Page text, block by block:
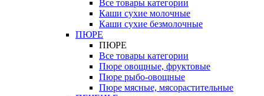
Все товары категории
Каши сухие молочные
Каши сухие безмолочные
ПЮРЕ
ПЮРЕ
Все товары категории
Пюре овощные, фруктовые
Пюре рыбо-овощные
Пюре мясные, мясорастительные